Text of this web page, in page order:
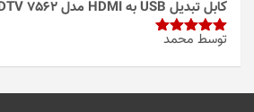
کابل تبدیل USB به HDMI مدل 3in1 HDTV 7562
امتیاز5از
توسط محمد